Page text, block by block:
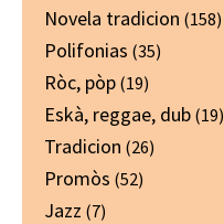
Novela tradicion (158)
Polifonias (35)
Ròc, pòp (19)
Eskà, reggae, dub (19)
Tradicion (26)
Promòs (52)
Jazz (7)